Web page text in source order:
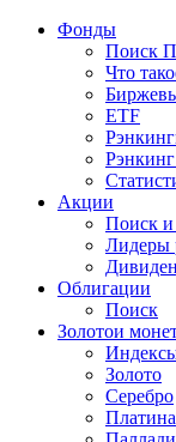
Фонды
Поиск
Что
ETF
Акции
Поиск и
Лидеры
Облигации
Поиск
Золотои
Золото
Серебро
Платина